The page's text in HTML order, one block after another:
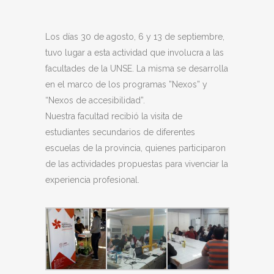
Los días 30 de agosto, 6 y 13 de septiembre,
tuvo lugar a esta actividad que involucra a las
facultades de la UNSE. La misma se desarrolla
en el marco de los programas ”Nexos” y
“Nexos de accesibilidad”.
Nuestra facultad recibió la visita de
estudiantes secundarios de diferentes
escuelas de la provincia, quienes participaron
de las actividades propuestas para vivenciar la
experiencia profesional.